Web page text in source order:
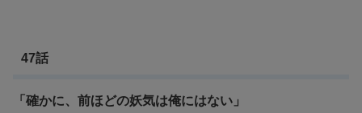
47話
「確かに、前ほどの妖気は俺にはない」